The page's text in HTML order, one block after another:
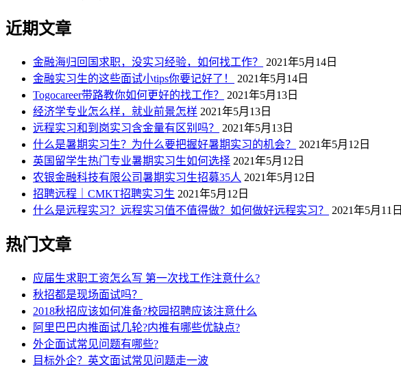
近期文章
金融海归回国求职，没实习经验，如何找工作？
2021年5月14日
金融实习生的这些面试小tips你要记好了！
2021年5月14日
Togocareer带路教你如何更好的找工作？
2021年5月13日
经济学专业怎么样，就业前景怎样 2021年5月13日
远程实习和到岗实习含金量有区别吗？
2021年5月13日
什么是暑期实习生？为什么要把握好暑期实习的机会？
2021年5月12日
英国留学生热门专业暑期实习生如何选择 2021年5月12日
农银金融科技有限公司暑期实习生招募35人 2021年5月12日
招聘远程｜CMKT招聘实习生 2021年5月12日
什么是远程实习？远程实习值不值得做？如何做好远程实习？
2021年5月11日
热门文章
应届生求职工资怎么写 第一次找工作注意什么?
秋招都是现场面试吗？
2018秋招应该如何准备?校园招聘应该注意什么
阿里巴巴内推面试几轮?内推有哪些优缺点?
外企面试常见问题有哪些?
目标外企？英文面试常见问题走一波